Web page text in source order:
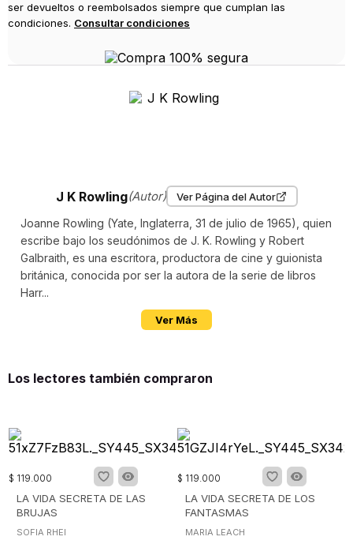
ser devueltos o reembolsados siempre que cumplan las
condiciones. Consultar condiciones
J K Rowling(Autor) Ver Página del Autor
Joanne Rowling (Yate, Inglaterra, 31 de julio de 1965), quien
escribe bajo los seudónimos de J. K. Rowling y Robert
Galbraith, es una escritora, productora de cine y guionista
británica, conocida por ser la autora de la serie de libros
Harr...
Ver Más
Los lectores también compraron
$ 119.000
LA VIDA SECRETA DE LAS
BRUJAS
SOFIA RHEI
$ 119.000
LA VIDA SECRETA DE LOS
FANTASMAS
MARIA LEACH